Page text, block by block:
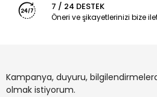
7 / 24 DESTEK
Öneri ve şikayetlerinizi bize
Kampanya, duyuru,
olmak istiyorum.